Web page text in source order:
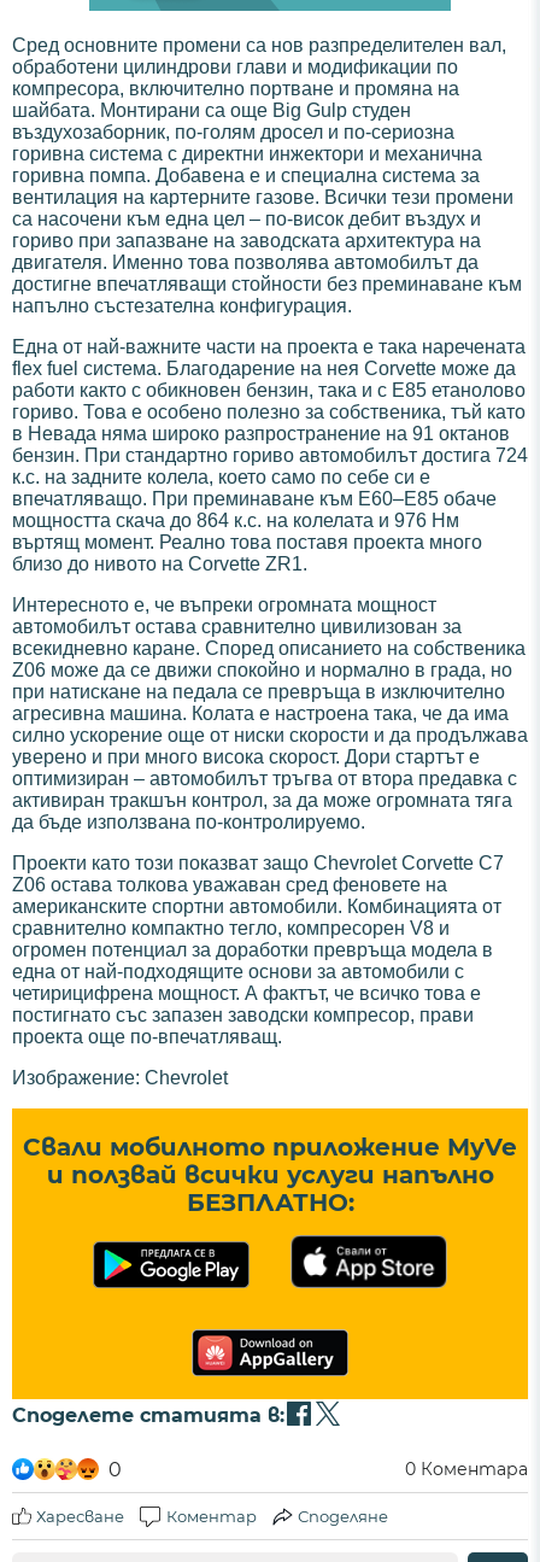
Сред основните промени са нов разпределителен вал,
обработени цилиндрови глави и модификации по
компресора, включително портване и промяна на
шайбата. Монтирани са още Big Gulp студен
въздухозаборник, по-голям дросел и по-сериозна
горивна система с директни инжектори и механична
горивна помпа. Добавена е и специална система за
вентилация на картерните газове. Всички тези промени
са насочени към една цел – по-висок дебит въздух и
гориво при запазване на заводската архитектура на
двигателя. Именно това позволява автомобилът да
достигне впечатляващи стойности без преминаване към
напълно състезателна конфигурация.
Една от най-важните части на проекта е така наречената
flex fuel система. Благодарение на нея Corvette може да
работи както с обикновен бензин, така и с E85 етанолово
гориво. Това е особено полезно за собственика, тъй като
в Невада няма широко разпространение на 91 октанов
бензин. При стандартно гориво автомобилът достига 724
к.с. на задните колела, което само по себе си е
впечатляващо. При преминаване към E60–E85 обаче
мощността скача до 864 к.с. на колелата и 976 Нм
въртящ момент. Реално това поставя проекта много
близо до нивото на Corvette ZR1.
Интересното е, че въпреки огромната мощност
автомобилът остава сравнително цивилизован за
всекидневно каране. Според описанието на собственика
Z06 може да се движи спокойно и нормално в града, но
при натискане на педала се превръща в изключително
агресивна машина. Колата е настроена така, че да има
силно ускорение още от ниски скорости и да продължава
уверено и при много висока скорост. Дори стартът е
оптимизиран – автомобилът тръгва от втора предавка с
активиран тракшън контрол, за да може огромната тяга
да бъде използвана по-контролируемо.
Проекти като този показват защо Chevrolet Corvette C7
Z06 остава толкова уважаван сред феновете на
американските спортни автомобили. Комбинацията от
сравнително компактно тегло, компресорен V8 и
огромен потенциал за доработки превръща модела в
една от най-подходящите основи за автомобили с
четирицифрена мощност. А фактът, че всичко това е
постигнато със запазен заводски компресор, прави
проекта още по-впечатляващ.
Изображение: Chevrolet
Свали мобилното приложение MyVe
и ползвай всички услуги напълно
БЕЗПЛАТНО:
Споделете статията в:
0 0 Коментара
Харесване Коментар Споделяне